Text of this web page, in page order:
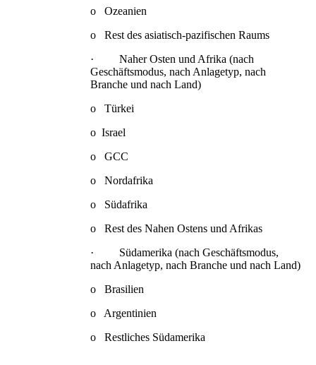
o Ozeanien
o Rest des asiatisch-pazifischen Raums
· Naher Osten und Afrika (nach
Geschäftsmodus, nach Anlagetyp, nach
Branche und nach Land)
o Türkei
o Israel
o GCC
o Nordafrika
o Südafrika
o Rest des Nahen Ostens und Afrikas
· Südamerika (nach Geschäftsmodus,
nach Anlagetyp, nach Branche und nach Land)
o Brasilien
o Argentinien
o Restliches Südamerika